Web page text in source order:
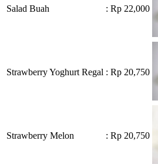
Salad Buah : Rp 22,000
Strawberry Yoghurt Regal : Rp 20,750
Strawberry Melon : Rp 20,750